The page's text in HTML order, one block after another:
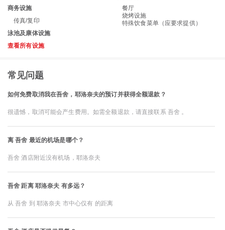
商务设施
传真/复印
泳池及康体设施
餐厅
烧烤设施
特殊饮食菜单（应要求提供）
查看所有设施
常见问题
如何免费取消我在吾舍，耶洛奈夫的预订并获得全额退款？
很遗憾，取消可能会产生费用。如需全额退款，请直接联系 吾舍 。
离 吾舍 最近的机场是哪个？
吾舍 酒店附近没有机场，耶洛奈夫
吾舍 距离 耶洛奈夫 有多远？
从 吾舍 到 耶洛奈夫 市中心仅有 的距离